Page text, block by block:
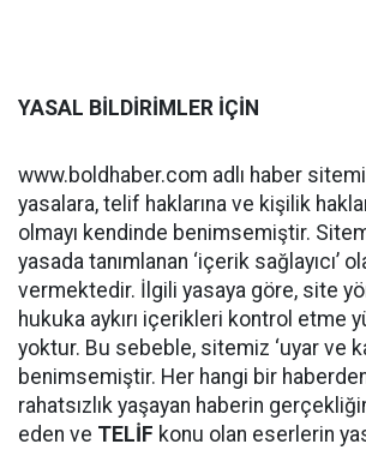
YASAL BİLDİRİMLER İÇİN
www.boldhaber.com adlı haber
yasalara, telif haklarına ve kişilik
olmayı kendinde benimsemiştir.
yasada tanımlanan ‘içerik sağlayıcı’
vermektedir. İlgili yasaya göre, site
hukuka aykırı içerikleri kontrol etme
yoktur. Bu sebeble, sitemiz ‘uyar ve
benimsemiştir. Her hangi bir
rahatsızlık yaşayan haberin
eden ve TELİF konu olan eserlerin